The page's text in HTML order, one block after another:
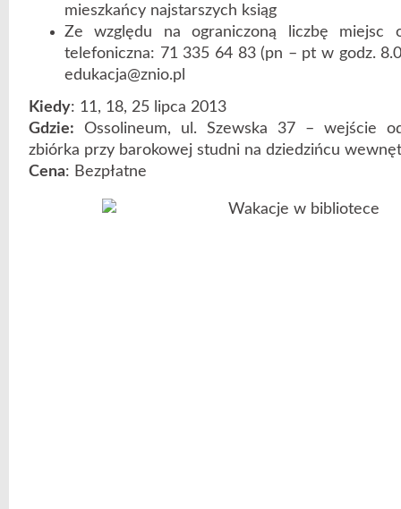
mieszkańcy najstarszych ksiąg
Ze względu na ograniczoną liczbę miejsc
telefoniczna: 71 335 64 83 (pn – pt w godz.
edukacja@znio.pl
Kiedy: 11, 18, 25 lipca 2013
Gdzie: Ossolineum, ul. Szewska 37 – wejście
zbiórka przy barokowej studni na dziedzińcu
Cena: Bezpłatne